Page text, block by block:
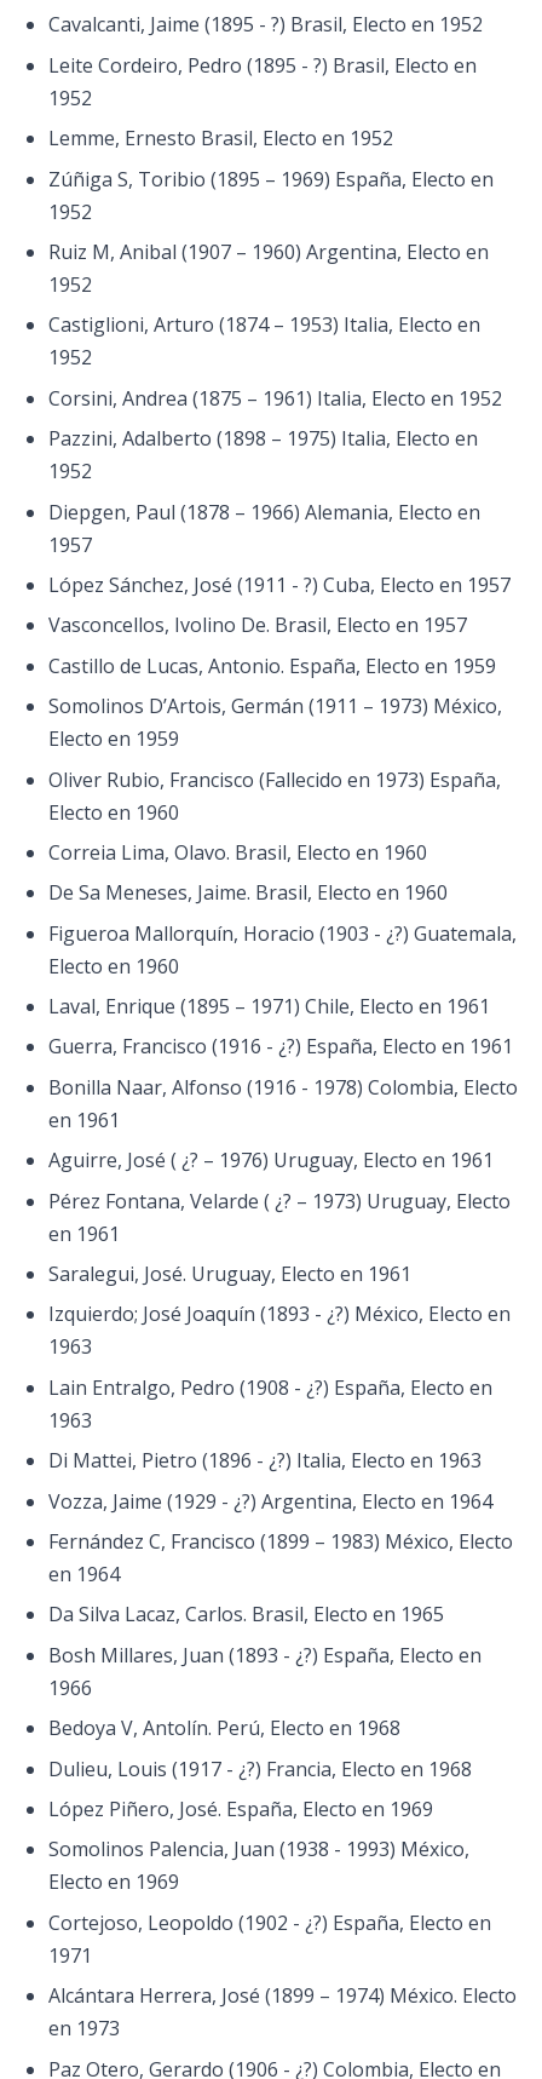
Cavalcanti, Jaime (1895 - ?) Brasil, Electo en 1952
Leite Cordeiro, Pedro (1895 - ?) Brasil, Electo en
1952
Lemme, Ernesto Brasil, Electo en 1952
Zúñiga S, Toribio (1895 – 1969) España, Electo en
1952
Ruiz M, Anibal (1907 – 1960) Argentina, Electo en
1952
Castiglioni, Arturo (1874 – 1953) Italia, Electo en
1952
Corsini, Andrea (1875 – 1961) Italia, Electo en 1952
Pazzini, Adalberto (1898 – 1975) Italia, Electo en
1952
Diepgen, Paul (1878 – 1966) Alemania, Electo en
1957
López Sánchez, José (1911 - ?) Cuba, Electo en 1957
Vasconcellos, Ivolino De. Brasil, Electo en 1957
Castillo de Lucas, Antonio. España, Electo en 1959
Somolinos D’Artois, Germán (1911 – 1973) México,
Electo en 1959
Oliver Rubio, Francisco (Fallecido en 1973) España,
Electo en 1960
Correia Lima, Olavo. Brasil, Electo en 1960
De Sa Meneses, Jaime. Brasil, Electo en 1960
Figueroa Mallorquín, Horacio (1903 - ¿?) Guatemala,
Electo en 1960
Laval, Enrique (1895 – 1971) Chile, Electo en 1961
Guerra, Francisco (1916 - ¿?) España, Electo en 1961
Bonilla Naar, Alfonso (1916 - 1978) Colombia, Electo
en 1961
Aguirre, José ( ¿? – 1976) Uruguay, Electo en 1961
Pérez Fontana, Velarde ( ¿? – 1973) Uruguay, Electo
en 1961
Saralegui, José. Uruguay, Electo en 1961
Izquierdo; José Joaquín (1893 - ¿?) México, Electo en
1963
Lain Entralgo, Pedro (1908 - ¿?) España, Electo en
1963
Di Mattei, Pietro (1896 - ¿?) Italia, Electo en 1963
Vozza, Jaime (1929 - ¿?) Argentina, Electo en 1964
Fernández C, Francisco (1899 – 1983) México, Electo
en 1964
Da Silva Lacaz, Carlos. Brasil, Electo en 1965
Bosh Millares, Juan (1893 - ¿?) España, Electo en
1966
Bedoya V, Antolín. Perú, Electo en 1968
Dulieu, Louis (1917 - ¿?) Francia, Electo en 1968
López Piñero, José. España, Electo en 1969
Somolinos Palencia, Juan (1938 - 1993) México,
Electo en 1969
Cortejoso, Leopoldo (1902 - ¿?) España, Electo en
1971
Alcántara Herrera, José (1899 – 1974) México. Electo
en 1973
Paz Otero, Gerardo (1906 - ¿?) Colombia, Electo en